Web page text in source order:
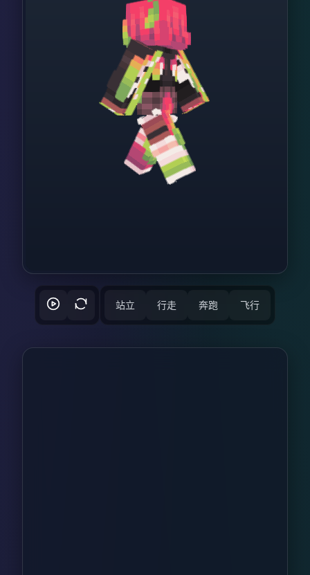
站立 行走 奔跑 飞行